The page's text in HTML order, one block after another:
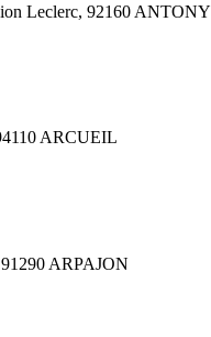
Leclerc, 92160 ANTONY
ARCUEIL
ARPAJON